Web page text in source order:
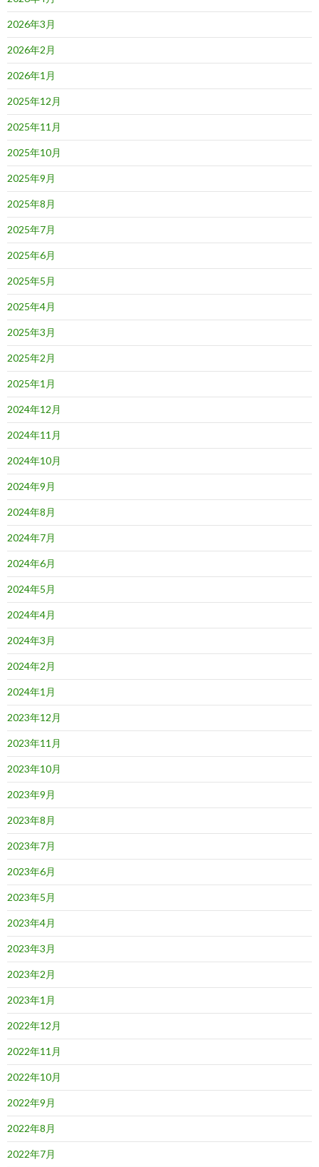
2026年3月
2026年2月
2026年1月
2025年12月
2025年11月
2025年10月
2025年9月
2025年8月
2025年7月
2025年6月
2025年5月
2025年4月
2025年3月
2025年2月
2025年1月
2024年12月
2024年11月
2024年10月
2024年9月
2024年8月
2024年7月
2024年6月
2024年5月
2024年4月
2024年3月
2024年2月
2024年1月
2023年12月
2023年11月
2023年10月
2023年9月
2023年8月
2023年7月
2023年6月
2023年5月
2023年4月
2023年3月
2023年2月
2023年1月
2022年12月
2022年11月
2022年10月
2022年9月
2022年8月
2022年7月